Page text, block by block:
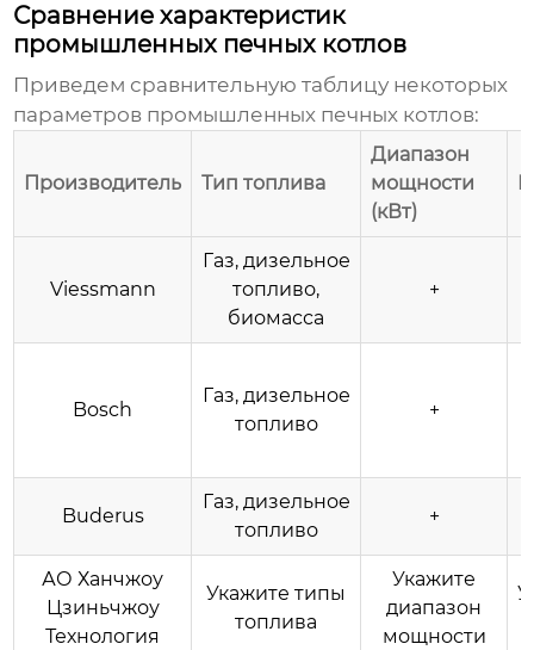
Сравнение характеристик
промышленных печных котлов
Приведем сравнительную таблицу некоторых
параметров промышленных печных котлов:
Производитель Тип топлива
Диапазон
мощности
(кВт)
Viessmann
Газ, дизельное
топливо,
биомасса
+
Bosch
Газ, дизельное
топливо
+
Buderus
Газ, дизельное
топливо
+
АО Ханчжоу
Цзиньчжоу
Технология
Укажите типы
топлива
Укажите
диапазон
мощности